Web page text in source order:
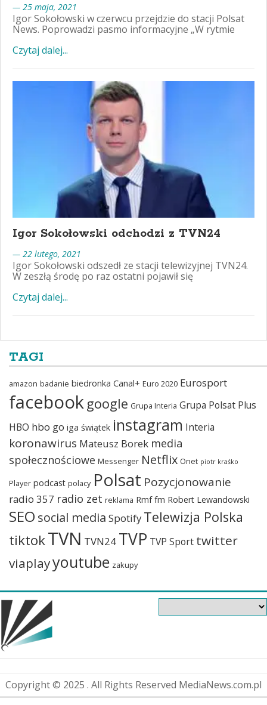
— 25 maja, 2021
Igor Sokołowski w czerwcu przejdzie do stacji Polsat
News. Poprowadzi pasmo informacyjne „W rytmie
Czytaj dalej...
Igor Sokołowski odchodzi z TVN24
— 22 lutego, 2021
Igor Sokołowski odszedł ze stacji telewizyjnej TVN24.
W zeszłą środę po raz ostatni pojawił się
Czytaj dalej...
TAGI
amazon badanie biedronka Canal+ Euro 2020 Eurosport
facebook google Grupa Interia Grupa Polsat Plus
HBO hbo go iga świątek instagram Interia
koronawirus Mateusz Borek media
społecznościowe Messenger Netflix Onet piotr kraśko
Player podcast polacy Polsat Pozycjonowanie
radio 357 radio zet reklama Rmf fm Robert Lewandowski
SEO social media Spotify Telewizja Polska
tiktokTVN TVN24 TVP TVP Sport twitter
viaplayyoutube zakupy
Copyright © 2025 . All Rights Reserved MediaNews.com.pl